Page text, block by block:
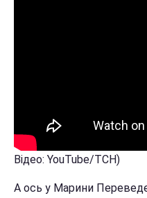
Відео: YouTube/ТСН)
А ось у Марини